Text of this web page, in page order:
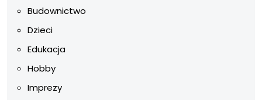
Budownictwo
Dzieci
Edukacja
Hobby
Imprezy